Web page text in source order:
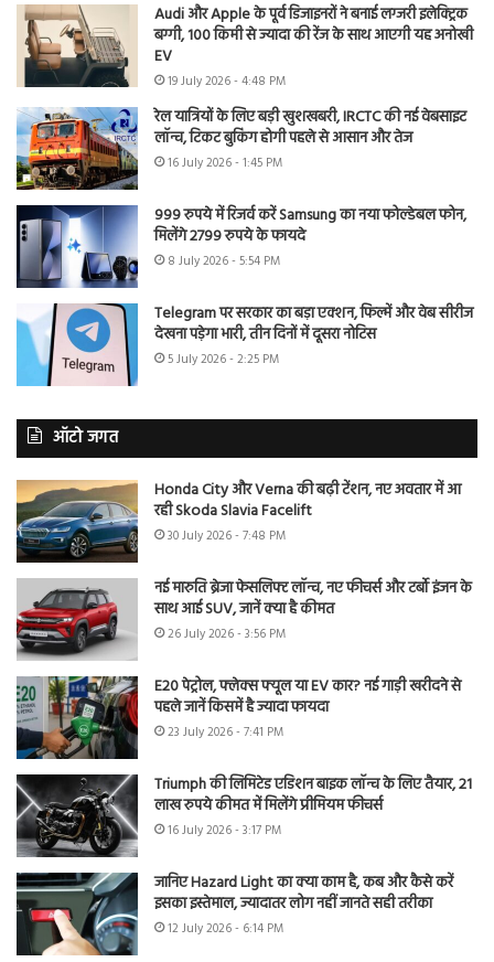
Audi और Apple के पूर्व डिजाइनरों ने बनाई लग्जरी इलेक्ट्रिक
बग्गी, 100 किमी से ज्यादा की रेंज के साथ आएगी यह अनोखी
EV
19 July 2026 - 4:48 PM
रेल यात्रियों के लिए बड़ी खुशखबरी, IRCTC की नई वेबसाइट
लॉन्च, टिकट बुकिंग होगी पहले से आसान और तेज
16 July 2026 - 1:45 PM
999 रुपये में रिजर्व करें Samsung का नया फोल्डेबल फोन,
मिलेंगे 2799 रुपये के फायदे
8 July 2026 - 5:54 PM
Telegram पर सरकार का बड़ा एक्शन, फिल्में और वेब सीरीज
देखना पड़ेगा भारी, तीन दिनों में दूसरा नोटिस
5 July 2026 - 2:25 PM
ऑटो जगत
Honda City और Verna की बढ़ी टेंशन, नए अवतार में आ
रही Skoda Slavia Facelift
30 July 2026 - 7:48 PM
नई मारुति ब्रेजा फेसलिफ्ट लॉन्च, नए फीचर्स और टर्बो इंजन के
साथ आई SUV, जानें क्या है कीमत
26 July 2026 - 3:56 PM
E20 पेट्रोल, फ्लेक्स फ्यूल या EV कार? नई गाड़ी खरीदने से
पहले जानें किसमें है ज्यादा फायदा
23 July 2026 - 7:41 PM
Triumph की लिमिटेड एडिशन बाइक लॉन्च के लिए तैयार, 21
लाख रुपये कीमत में मिलेंगे प्रीमियम फीचर्स
16 July 2026 - 3:17 PM
जानिए Hazard Light का क्या काम है, कब और कैसे करें
इसका इस्तेमाल, ज्यादातर लोग नहीं जानते सही तरीका
12 July 2026 - 6:14 PM